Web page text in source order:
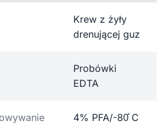
Krew z żyły
drenującej guz
Probówki
EDTA
4% PFA/-80̊ C